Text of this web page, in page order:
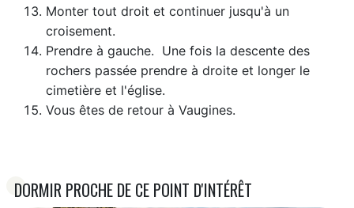
Monter tout droit et continuer jusqu'à un
croisement.
Prendre à gauche. Une fois la descente des
rochers passée prendre à droite et longer le
cimetière et l'église.
Vous êtes de retour à Vaugines.
DORMIR PROCHE DE CE POINT D'INTÉRÊT